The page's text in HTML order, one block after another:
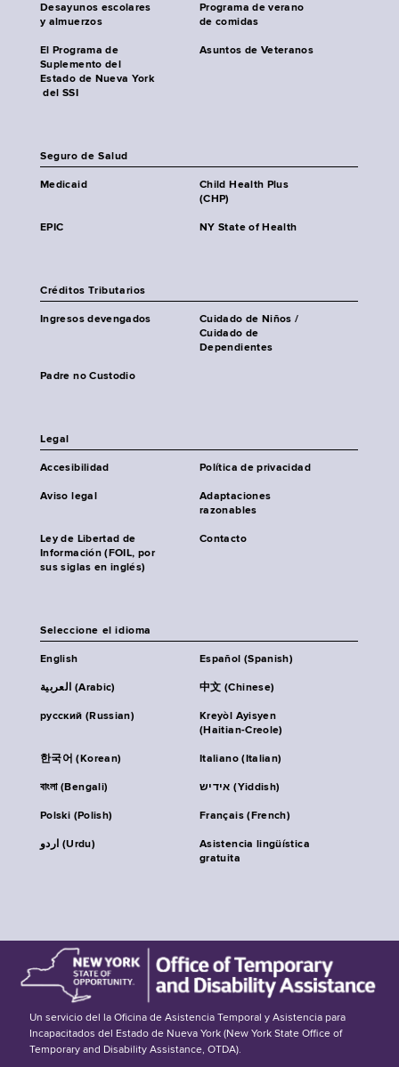
Desayunos escolares
y almuerzos
Programa de verano
de comidas
El Programa de
Suplemento del
Estado de Nueva York
del SSI
Asuntos de Veteranos
Seguro de Salud
Medicaid
Child Health Plus
(CHP)
EPIC NY State of Health
Créditos Tributarios
Ingresos devengados
Cuidado de Niños /
Cuidado de
Dependientes
Padre no Custodio
Legal
Accesibilidad Política de privacidad
Aviso legal
Adaptaciones
razonables
Ley de Libertad de
Información (FOIL, por
sus siglas en inglés)
Contacto
Seleccione el idioma
English Español (Spanish)
العربية (Arabic) 中文 (Chinese)
русский (Russian)
Kreyòl Ayisyen
(Haitian-Creole)
한국어 (Korean) Italiano (Italian)
বাংলা (Bengali) אידיש (Yiddish)
Polski (Polish) Français (French)
اردو (Urdu)
Asistencia lingüística
gratuita
Un servicio del la Oficina de Asistencia Temporal y Asistencia para
Incapacitados del Estado de Nueva York (New York State Office of
Temporary and Disability Assistance, OTDA).